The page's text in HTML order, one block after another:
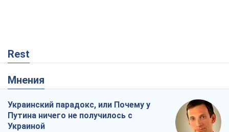
Rest
Мнения
Украинский парадокс, или Почему у
Путина ничего не получилось с
Украиной